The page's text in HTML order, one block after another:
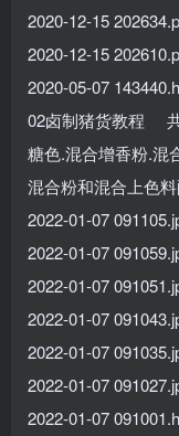
2020-12-15
2020-12-15
2020-05-07
02卤制猪货教程
糖色.混合增香粉.
混合粉和混合上色
2022-01-07
2022-01-07
2022-01-07
2022-01-07
2022-01-07
2022-01-07
2022-01-07